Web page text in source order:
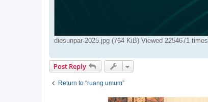
diesunpar-2025.jpg (764 KiB) Viewed 2254671 times
Post Reply
Return to “ruang umum”